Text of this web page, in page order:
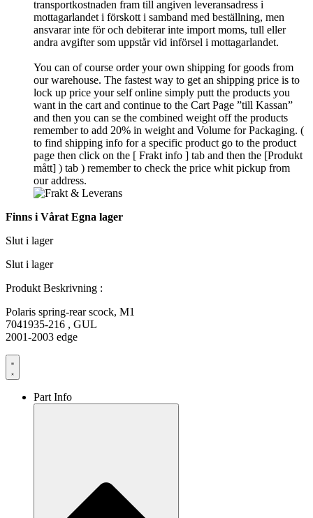
transportkostnaden fram till angiven leveransadress i
mottagarlandet i förskott i samband med beställning, men
ansvarar inte för och debiterar inte import moms, tull eller
andra avgifter som uppstår vid införsel i mottagarlandet.
You can of course order your own shipping for goods from
our warehouse. The fastest way to get an shipping price is to
lock up price your self online simply putt the products you
want in the cart and continue to the Cart Page ”till Kassan”
and then you can se the combined weight off the products
remember to add 20% in weight and Volume for Packaging. (
to find shipping info for a specific product go to the product
page then click on the [ Frakt info ] tab and then the [Produkt
mått] ) tab ) rememberto check the price whit pickup from
our address.
Finns i Vårat Egna lager
Slut i lager
Slut i lager
Produkt Beskrivning :
Polaris spring-rear scock, M1
7041935-216 , GUL
2001-2003 edge
Part Info